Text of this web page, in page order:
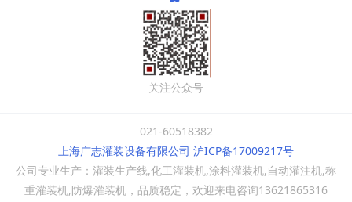
关注公众号
021-60518382
上海广志灌装设备有限公司 沪ICP备17009217号
公司专业生产：灌装生产线,化工灌装机,涂料灌装机,自动灌注机,称
重灌装机,防爆灌装机，品质稳定，欢迎来电咨询13621865316